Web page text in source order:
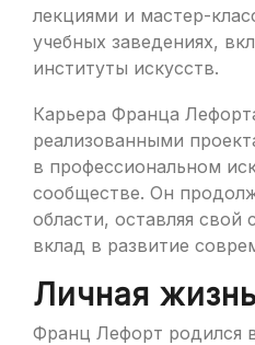
лекциями и мастер-
учебных заведениях,
институты искусств.
Карьера Франца
реализованными
в профессиональном
сообществе. Он
области, оставляя свой
вклад в развитие
Личная
Франц Лефорт родился